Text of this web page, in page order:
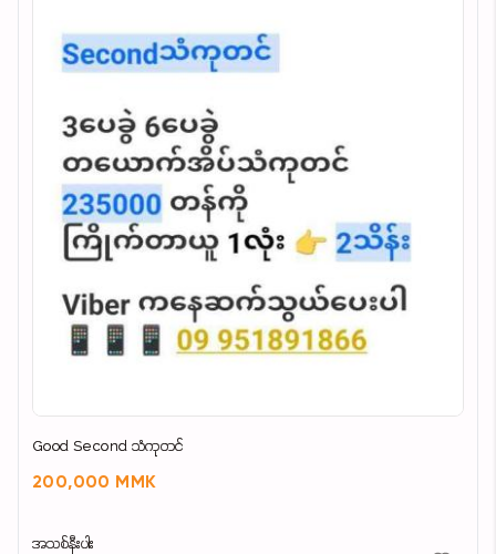
Good Second သံကုတင်
200,000 MMK
အသစ်နီးပါး